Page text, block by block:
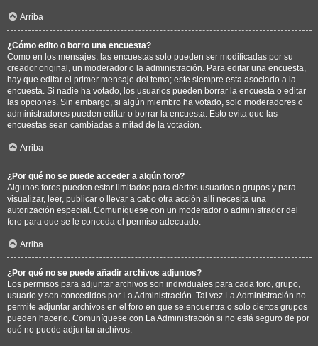
Arriba
¿Cómo edito o borro una encuesta?
Como en los mensajes, las encuestas solo pueden ser modificadas por su
creador original, un moderador o la administración. Para editar una encuesta,
hay que editar el primer mensaje del tema; este siempre esta asociado a la
encuesta. Si nadie ha votado, los usuarios pueden borrar la encuesta o editar
las opciones. Sin embargo, si algún miembro ha votado, solo moderadores o
administradores pueden editar o borrar la encuesta. Esto evita que las
encuestas sean cambiadas a mitad de la votación.
Arriba
¿Por qué no se puede acceder a algún foro?
Algunos foros pueden estar limitados para ciertos usuarios o grupos y para
visualizar, leer, publicar o llevar a cabo otra acción allí necesita una
autorización especial. Comuníquese con un moderador o administrador del
foro para que se le conceda el permiso adecuado.
Arriba
¿Por qué no se puede añadir archivos adjuntos?
Los permisos para adjuntar archivos son individuales para cada foro, grupo,
usuario y son concedidos por La Administración. Tal vez La Administración no
permite adjuntar archivos en el foro en que se encuentra o solo ciertos grupos
pueden hacerlo. Comuníquese con La Administración si no está seguro de por
qué no puede adjuntar archivos.